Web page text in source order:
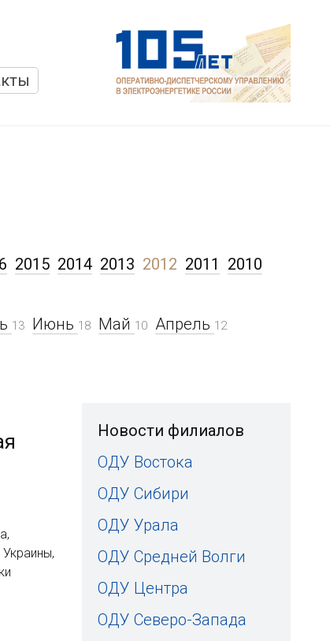
2015 2014 2013 2012
13 Июнь 18 Май 10 Апрель 12
2011
2010
Новости филиалов
ОДУ Востока
ОДУ Сибири
ОДУ Урала
ОДУ Средней Волги
ОДУ Центра
ОДУ Северо-Запада